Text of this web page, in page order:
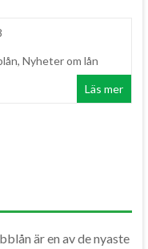
, Nyheter om lån
Läs mer
är en av de nyaste